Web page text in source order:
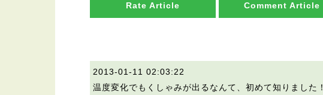
Rate Article Comment Article
2013-01-11 02:03:22
温度変化でもくしゃみが出るなんて、初めて知りました！